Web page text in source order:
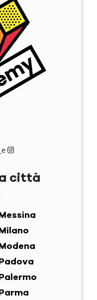
e
città
Messina
Milano
Modena
Padova
Palermo
Parma